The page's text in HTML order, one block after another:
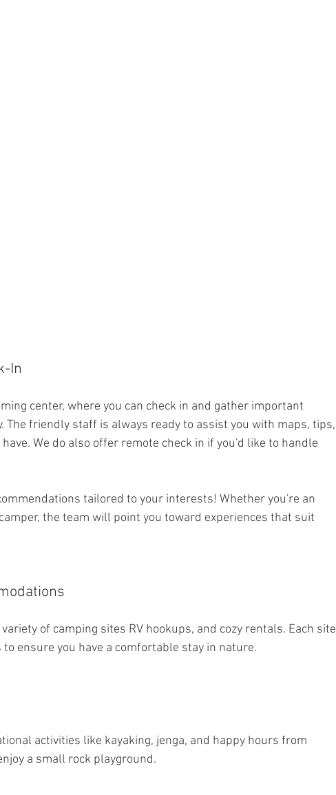
In
center, where you can check in and gather important
The friendly staff is always ready to assist you with maps, tips,
We do also offer remote check in if you'd like to handle
tailored to your interests! Whether you're an
the team will point you toward experiences that suit
of camping sites RV hookups, and cozy rentals. Each site
ensure you have a comfortable stay in nature.
activities like kayaking, jenga, and happy hours from
a small rock playground.